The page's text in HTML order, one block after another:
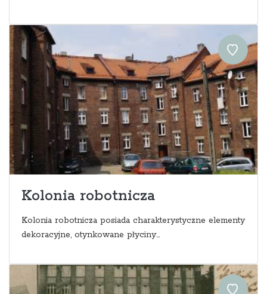
Kolonia robotnicza
Kolonia robotnicza posiada charakterystyczne elementy
dekoracyjne, otynkowane płyciny...